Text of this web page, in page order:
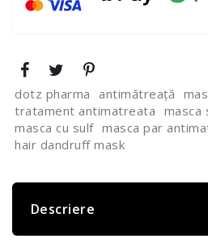
dotz pharma antimătreață
tratament antimatreata masca
masca cu sulf masca par
hair dandruff mask
Descriere